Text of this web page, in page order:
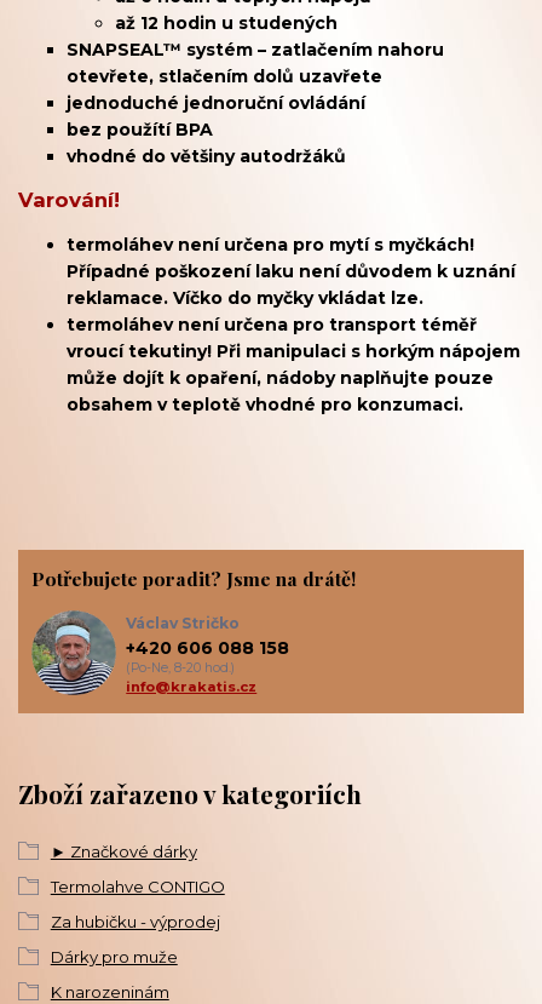
až 12 hodin u studených
SNAPSEAL™ systém – zatlačením nahoru
otevřete, stlačením dolů uzavřete
jednoduché jednoruční ovládání
bez použítí BPA
vhodné do většiny autodržáků
Varování!
termoláhev není určena pro mytí s myčkách!
Případné poškození laku není důvodem k uznání
reklamace. Víčko do myčky vkládat lze.
termoláhev není určena pro transport téměř
vroucí tekutiny! Při manipulaci s horkým nápojem
může dojít k opaření, nádoby naplňujte pouze
obsahem v teplotě vhodné pro konzumaci.
Zboží zařazeno v kategoriích
► Značkové dárky
Termolahve CONTIGO
Za hubičku - výprodej
Dárky pro muže
K narozeninám
Potřebujete poradit? Jsme na drátě!
Václav Stričko
+420 606 088 158
(Po-Ne, 8-20 hod.)
info@krakatis.cz